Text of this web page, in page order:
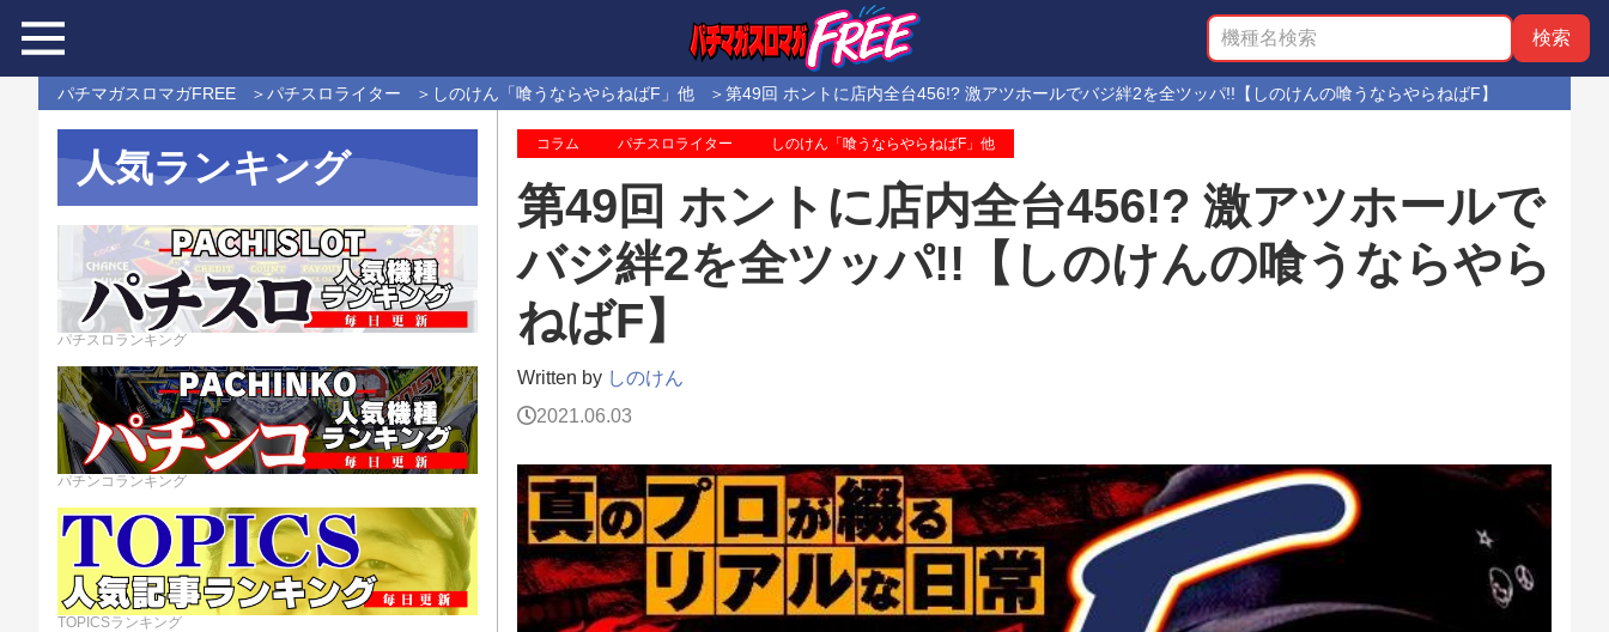
パチマガスロマガFREE パチスロライター しのけん「喰うならやらねばF」他 第49回 ホントに店内全台456!? 激アツホールでバジ絆2を全ツッパ!!【しのけんの喰うならやらねばF】
コラム パチスロライター しのけん「喰うならやらねばF」他
第49回 ホントに店内全台456!? 激アツホールで
バジ絆2を全ツッパ!!【しのけんの喰うならやら
ねばF】
Written by しのけん
2021.06.03
人気ランキング
パチスロランキング
パチンコランキング
TOPICSランキング